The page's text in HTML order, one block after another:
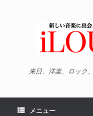
来日、洋楽、ロック
メニュー